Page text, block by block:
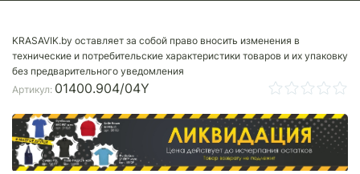
KRASAVIK.by оставляет за собой право вносить изменения в
технические и потребительские характеристики товаров и их упаковку
без предварительного уведомления
Артикул: 01400.904/04Y